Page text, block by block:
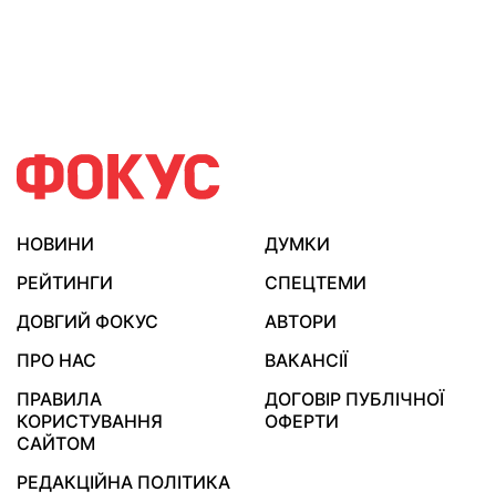
НОВИНИ
ДУМКИ
РЕЙТИНГИ
СПЕЦТЕМИ
ДОВГИЙ ФОКУС
АВТОРИ
ПРО НАС
ВАКАНСІЇ
ПРАВИЛА
КОРИСТУВАННЯ
САЙТОМ
ДОГОВІР ПУБЛІЧНОЇ
ОФЕРТИ
РЕДАКЦІЙНА ПОЛІТИКА